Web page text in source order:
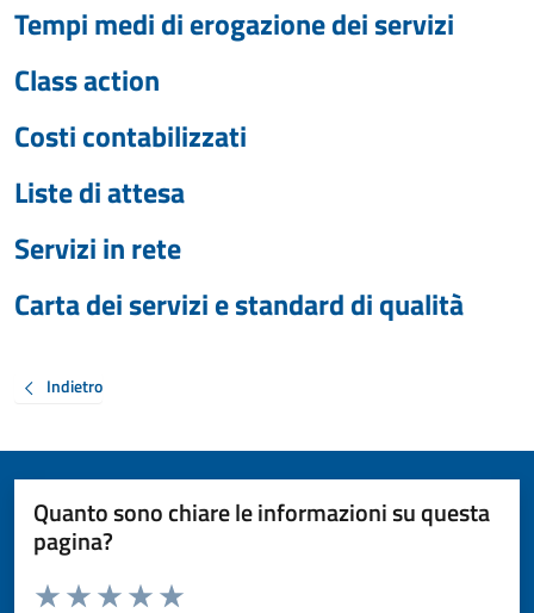
Tempi medi di erogazione dei servizi
Class action
Costi contabilizzati
Liste di attesa
Servizi in rete
Carta dei servizi e standard di qualità
Indietro
Quanto sono chiare le informazioni su questa
pagina?
Valuta da 1 a 5 stelle la pagina